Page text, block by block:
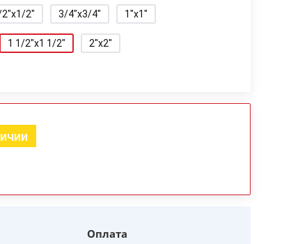
2" 3/4"x3/4" 1"x1"
1 1/2"x1 1/2" 2"x2"
Оплата